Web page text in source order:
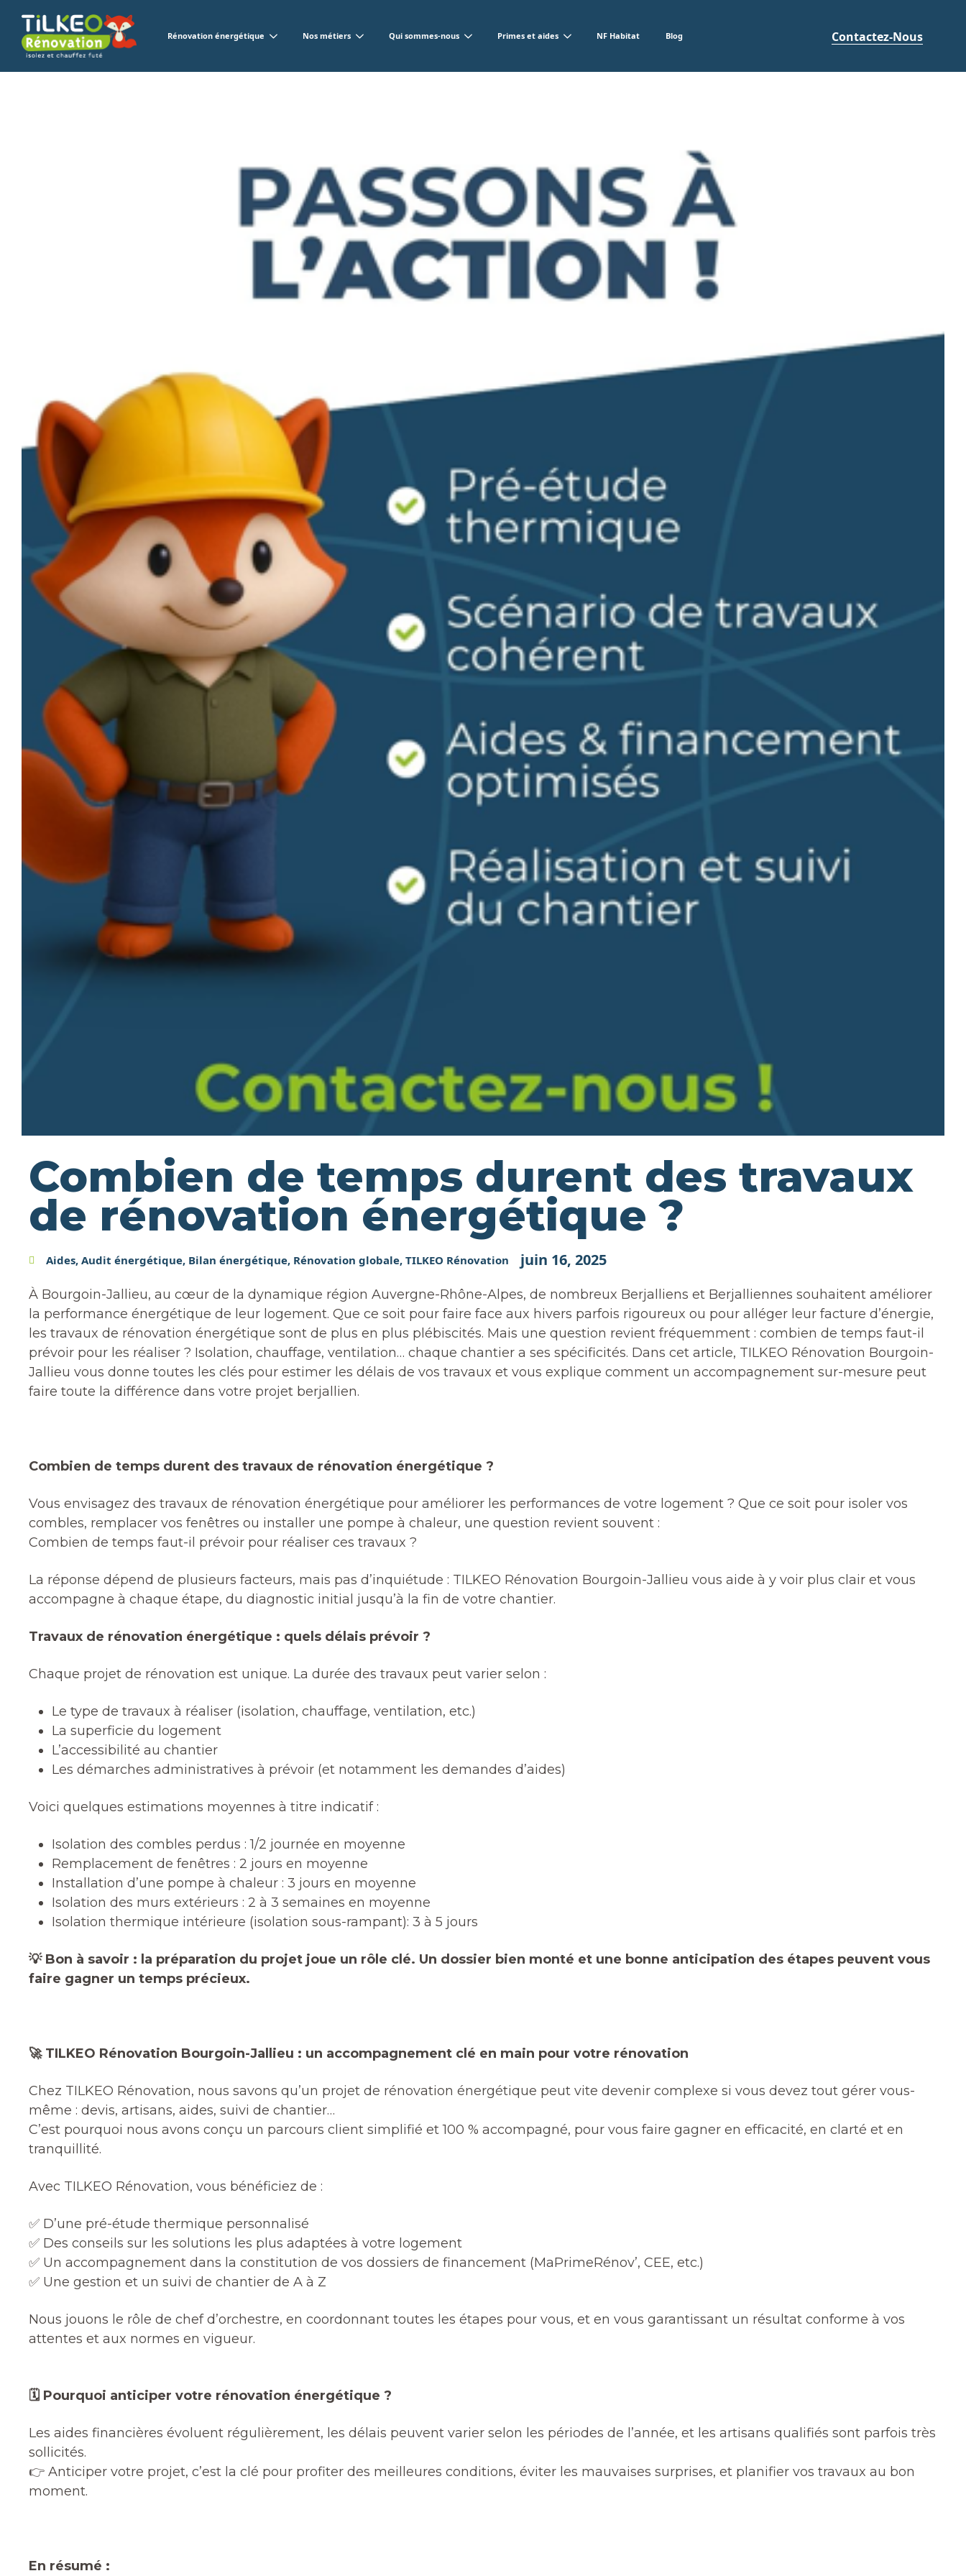
Rénovation énergétique Nos métiers Qui sommes-nous Primes et aides NF Habitat Blog Contactez-Nous
Combien de temps durent des travaux
de rénovation énergétique ?
Aides, Audit énergétique, Bilan énergétique, Rénovation globale, TILKEO Rénovation juin 16, 2025
À Bourgoin-Jallieu, au cœur de la dynamique région Auvergne-Rhône-Alpes, de nombreux Berjalliens et Berjalliennes souhaitent améliorer
la performance énergétique de leur logement. Que ce soit pour faire face aux hivers parfois rigoureux ou pour alléger leur facture d’énergie,
les travaux de rénovation énergétique sont de plus en plus plébiscités. Mais une question revient fréquemment : combien de temps faut-il
prévoir pour les réaliser ? Isolation, chauffage, ventilation… chaque chantier a ses spécificités. Dans cet article, TILKEO Rénovation Bourgoin-
Jallieu vous donne toutes les clés pour estimer les délais de vos travaux et vous explique comment un accompagnement sur-mesure peut
faire toute la différence dans votre projet berjallien.
Combien de temps durent des travaux de rénovation énergétique ?
Vous envisagez des travaux de rénovation énergétique pour améliorer les performances de votre logement ? Que ce soit pour isoler vos
combles, remplacer vos fenêtres ou installer une pompe à chaleur, une question revient souvent :
Combien de temps faut-il prévoir pour réaliser ces travaux ?
La réponse dépend de plusieurs facteurs, mais pas d’inquiétude : TILKEO Rénovation Bourgoin-Jallieu vous aide à y voir plus clair et vous
accompagne à chaque étape, du diagnostic initial jusqu’à la fin de votre chantier.
Travaux de rénovation énergétique : quels délais prévoir ?
Chaque projet de rénovation est unique. La durée des travaux peut varier selon :
Le type de travaux à réaliser (isolation, chauffage, ventilation, etc.)
La superficie du logement
L’accessibilité au chantier
Les démarches administratives à prévoir (et notamment les demandes d’aides)
Voici quelques estimations moyennes à titre indicatif :
Isolation des combles perdus : 1/2 journée en moyenne
Remplacement de fenêtres : 2 jours en moyenne
Installation d’une pompe à chaleur : 3 jours en moyenne
Isolation des murs extérieurs : 2 à 3 semaines en moyenne
Isolation thermique intérieure (isolation sous-rampant): 3 à 5 jours
💡 Bon à savoir : la préparation du projet joue un rôle clé. Un dossier bien monté et une bonne anticipation des étapes peuvent vous
faire gagner un temps précieux.
🚀 TILKEO Rénovation Bourgoin-Jallieu : un accompagnement clé en main pour votre rénovation
Chez TILKEO Rénovation, nous savons qu’un projet de rénovation énergétique peut vite devenir complexe si vous devez tout gérer vous-
même : devis, artisans, aides, suivi de chantier…
C’est pourquoi nous avons conçu un parcours client simplifié et 100 % accompagné, pour vous faire gagner en efficacité, en clarté et en
tranquillité.
Avec TILKEO Rénovation, vous bénéficiez de :
✅ D’une pré-étude thermique personnalisé
✅ Des conseils sur les solutions les plus adaptées à votre logement
✅ Un accompagnement dans la constitution de vos dossiers de financement (MaPrimeRénov’, CEE, etc.)
✅ Une gestion et un suivi de chantier de A à Z
Nous jouons le rôle de chef d’orchestre, en coordonnant toutes les étapes pour vous, et en vous garantissant un résultat conforme à vos
attentes et aux normes en vigueur.
🗓️ Pourquoi anticiper votre rénovation énergétique ?
Les aides financières évoluent régulièrement, les délais peuvent varier selon les périodes de l’année, et les artisans qualifiés sont parfois très
sollicités.
👉 Anticiper votre projet, c’est la clé pour profiter des meilleures conditions, éviter les mauvaises surprises, et planifier vos travaux au bon
moment.
En résumé :